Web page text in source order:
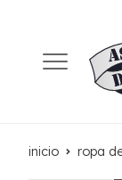
inicio ropa